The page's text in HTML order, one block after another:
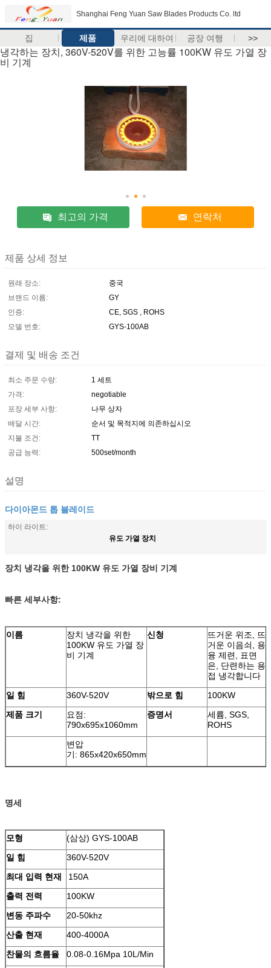
Shanghai Feng Yuan Saw Blades Products Co. ltd
집 제품 우리에 대하여 공장 여행 >>
냉각하는 장치, 360V-520V를 위한 고능률 100KW 유도 가열 장
비 기계
최고의 가격 연락처
제품 상세 정보
원래 장소:
중국
브랜드 이름:
GY
인증:
CE, SGS , ROHS
모델 번호:
GYS-100AB
결제 및 배송 조건
최소 주문 수량:
1 세트
가격:
negotiable
포장 세부 사항:
나무 상자
배달 시간:
순서 및 목적지에 의존하십시오
지불 조건:
TT
공급 능력:
500set/month
설명
다이아몬드 톱 블레이드
하이 라이트:
유도 가열 장치
장치 냉각을 위한 100KW 유도 가열 장비 기계
빠른 세부사항:
이름
장치 냉각을 위한
100KW 유도 가열 장
비 기계
신청
뜨거운 위조, 뜨
거운 이음쇠, 용
융 제련, 표면
은, 단련하는 용
접 냉각합니다
일 힘
360V-520V 밖으로 힘
100KW
제품 크기
요점:
790x695x1060mm
증명서
세륨, SGS,
ROHS
변압
기: 865x420x650mm
명세
모형
(삼상) GYS-100AB
일 힘
360V-520V
최대 입력 현재
150A
출력 전력
100KW
변동 주파수
20-50khz
산출 현재
400-4000A
찬물의 흐름율
0.08-0.16Mpa 10L/Min